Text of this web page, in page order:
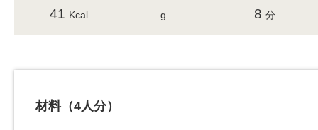
41 Kcal g 8 分
材料（4人分）